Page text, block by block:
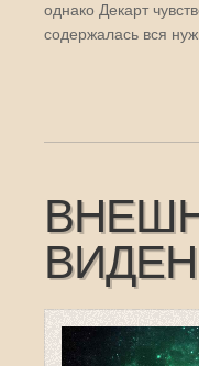
однако Декарт
содержалась вся